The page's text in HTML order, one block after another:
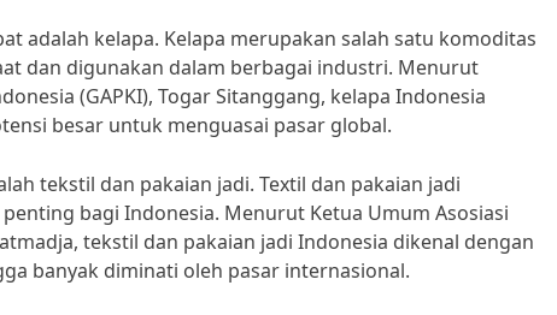
adalah kelapa. Kelapa merupakan salah satu komoditas
dan digunakan dalam berbagai industri. Menurut
(GAPKI), Togar Sitanggang, kelapa Indonesia
besar untuk menguasai pasar global.
tekstil dan pakaian jadi. Textil dan pakaian jadi
bagi Indonesia. Menurut Ketua Umum Asosiasi
tekstil dan pakaian jadi Indonesia dikenal dengan
banyak diminati oleh pasar internasional.